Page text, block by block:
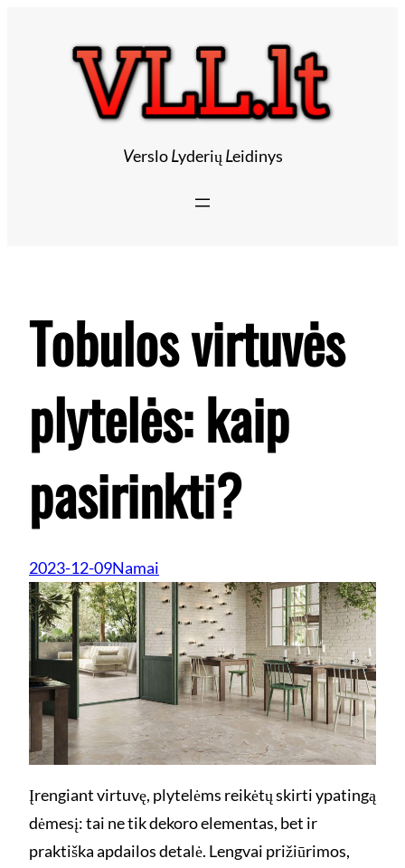
VersloLyderių Leidinys
Tobulos virtuvės
plytelės: kaip
pasirinkti?
2023-12-09Namai
Įrengiant virtuvę, plytelėms reikėtų skirti ypatingą
dėmesį: tai ne tik dekoro elementas, bet ir
praktiška apdailos detalė. Lengvai prižiūrimos,